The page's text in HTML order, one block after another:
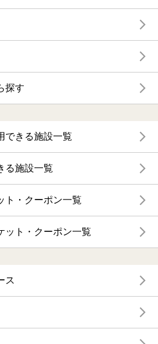
探す
できる施設一覧
る施設一覧
ト・クーポン一覧
ット・クーポン一覧
ス